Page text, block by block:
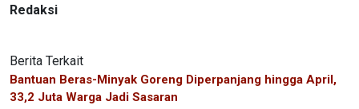
Redaksi
Berita Terkait
Bantuan Beras-Minyak Goreng Diperpanjang hingga April,
33,2 Juta Warga Jadi Sasaran